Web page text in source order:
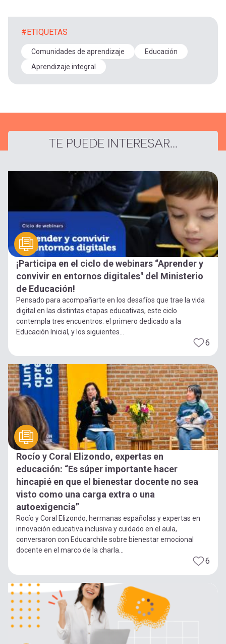
#ETIQUETAS
Comunidades de aprendizaje
Educación
Aprendizaje integral
TE PUEDE INTERESAR...
¡Participa en el ciclo de webinars “Aprender y
convivir en entornos digitales" del Ministerio
de Educación!
Pensado para acompañarte en los desafíos que trae la vida
digital en las distintas etapas educativas, este ciclo
contempla tres encuentros: el primero dedicado a la
Educación Inicial, y los siguientes...
6
Rocío y Coral Elizondo, expertas en
educación: “Es súper importante hacer
hincapié en que el bienestar docente no sea
visto como una carga extra o una
autoexigencia”
Rocío y Coral Elizondo, hermanas españolas y expertas en
innovación educativa inclusiva y cuidado en el aula,
conversaron con Educarchile sobre bienestar emocional
docente en el marco de la charla...
6